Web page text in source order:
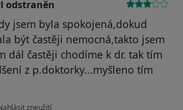
odstraněn
jsem byla spokojená,dokud
být častěji nemocná,takto jsem
dál častěji chodíme k dr. tak tím
z p.doktorky...myšleno tím
názoru uživatele Váš účet byl odstraněn
zneužití